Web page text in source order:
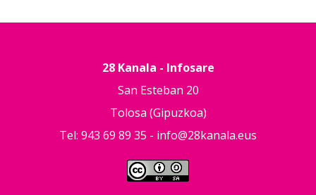
28 Kanala - Infosare
San Esteban 20
Tolosa (Gipuzkoa)
Tel: 943 69 89 35 - info@28kanala.eus